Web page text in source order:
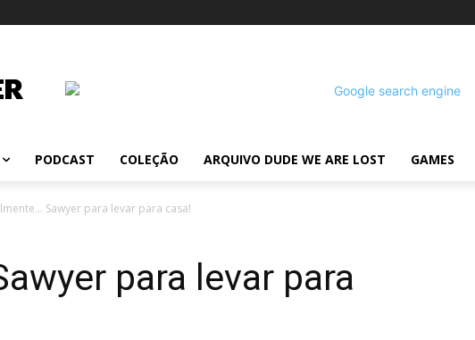
PODCAST COLEÇÃO ARQUIVO DUDE WE ARE LOST GAMES
Sawyer para levar para casa!
para levar para